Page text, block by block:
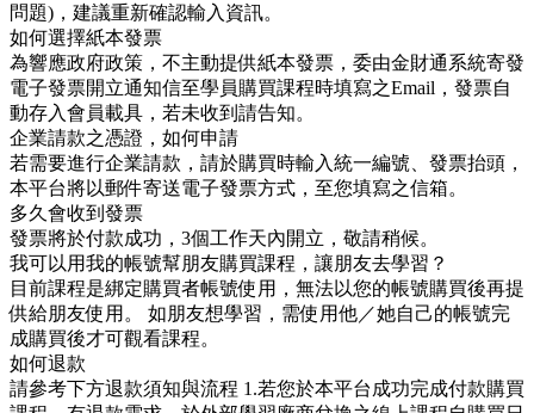
問題)，建議重新確認輸入資訊。
如何選擇紙本發票
為響應政府政策，不主動提供紙本發票，委由金財通系統寄發
電子發票開立通知信至學員購買課程時填寫之Email，發票自
動存入會員載具，若未收到請告知。
企業請款之憑證，如何申請
若需要進行企業請款，請於購買時輸入統一編號、發票抬頭，
本平台將以郵件寄送電子發票方式，至您填寫之信箱。
多久會收到發票
發票將於付款成功，3個工作天內開立，敬請稍候。
我可以用我的帳號幫朋友購買課程，讓朋友去學習？
目前課程是綁定購買者帳號使用，無法以您的帳號購買後再提
供給朋友使用。 如朋友想學習，需使用他／她自己的帳號完
成購買後才可觀看課程。
如何退款
請參考下方退款須知與流程 1.若您於本平台成功完成付款購買